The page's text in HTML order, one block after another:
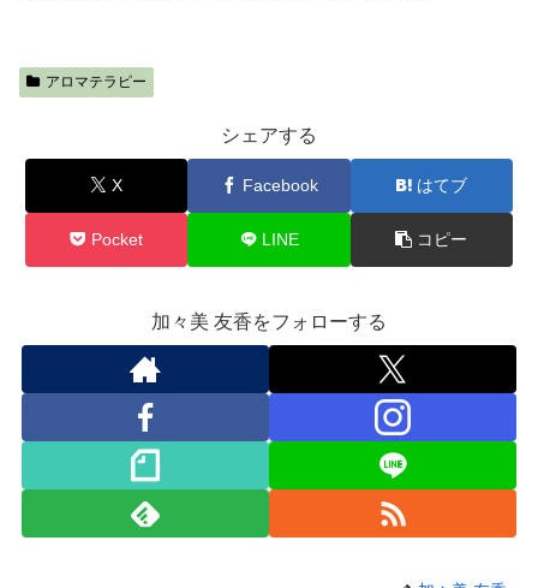
アロマテラピー
シェアする
X Facebook はてブ
Pocket LINE コピー
加々美 友香をフォローする